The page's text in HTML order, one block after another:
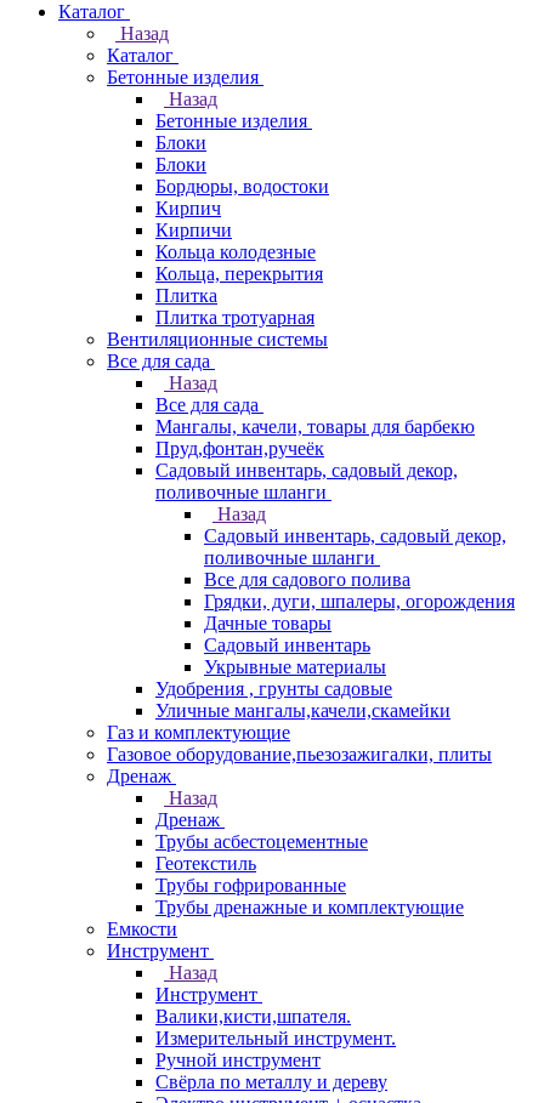
Каталог
Назад
Каталог
Бетонные изделия
Назад
Бетонные изделия
Блоки
Блоки
Бордюры, водостоки
Кирпич
Кирпичи
Кольца колодезные
Кольца, перекрытия
Плитка
Плитка тротуарная
Вентиляционные системы
Все для сада
Назад
Все для сада
Мангалы, качели, товары для барбекю
Пруд,фонтан,ручеёк
Садовый инвентарь, садовый декор,
поливочные шланги
Назад
Садовый инвентарь, садовый декор,
поливочные шланги
Все для садового полива
Грядки, дуги, шпалеры, огорождения
Дачные товары
Садовый инвентарь
Укрывные материалы
Удобрения , грунты садовые
Уличные мангалы,качели,скамейки
Газ и комплектующие
Газовое оборудование,пьезозажигалки, плиты
Дренаж
Назад
Дренаж
Трубы асбестоцементные
Геотекстиль
Трубы гофрированные
Трубы дренажные и комплектующие
Емкости
Инструмент
Назад
Инструмент
Валики,кисти,шпателя.
Измерительный инструмент.
Ручной инструмент
Свёрла по металлу и дереву